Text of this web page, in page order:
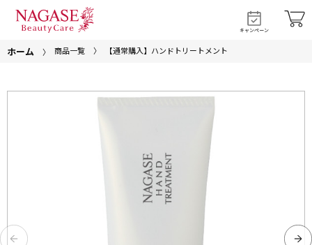
キャンペーン
ホーム 商品一覧 【通常購入】ハンドトリートメント